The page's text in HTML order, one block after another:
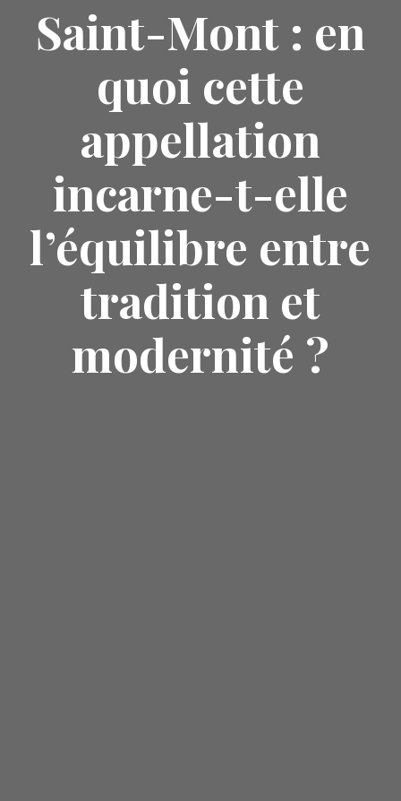
Saint-Mont : en
quoi cette
appellation
incarne-t-elle
l’équilibre entre
tradition et
modernité ?